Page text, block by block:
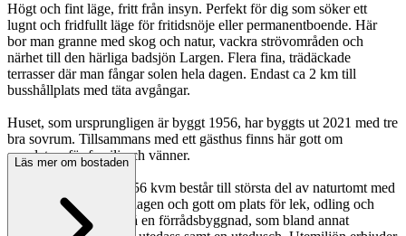
Högt och fint läge, fritt från insyn. Perfekt för dig som söker ett
lugnt och fridfullt läge för fritidsnöje eller permanentboende. Här
bor man granne med skog och natur, vackra strövområden och
närhet till den härliga badsjön Largen. Flera fina, trädäckade
terrasser där man fångar solen hela dagen. Endast ca 2 km till
busshållplats med täta avgångar.
Huset, som ursprungligen är byggt 1956, har byggts ut 2021 med tre
bra sovrum. Tillsammans med ett gästhus finns här gott om
sovplatser för familj och vänner.
Tomten som är om 2056 kvm består till största del av naturtomt med
fina uteplatser, berg i dagen och gott om plats för lek, odling och
övrigt. Här finns också en förrådsbyggnad, som bland annat
Läs mer om bostaden